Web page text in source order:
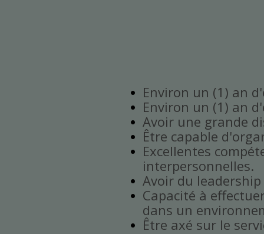
Environ un (1) an
Environ un (1) an
Avoir une grande
Être capable
Excellentes
interpersonnelles.
Avoir du
Capacité à
dans un
Être axé sur le